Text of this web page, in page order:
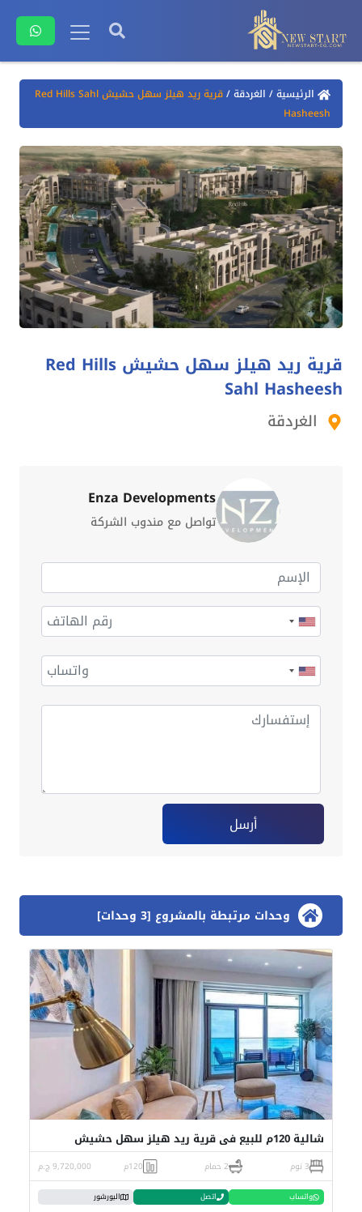
الرئيسية/ الغردقة/
قرية ريد هيلز سهل حشيش Red Hills Sahl
Hasheesh
قرية ريد هيلز سهل حشيش Red Hills
Sahl Hasheesh
الغردقة
Enza Developments
تواصل مع مندوب الشركة
أرسل
وحدات مرتبطة بالمشروع [3 وحدات]
شالية 120م للبيع في قرية ريد هيلز سهل حشيش
3 نوم 2 حمام 120م 9,720,000 ج.م
واتساب اتصل البورشور